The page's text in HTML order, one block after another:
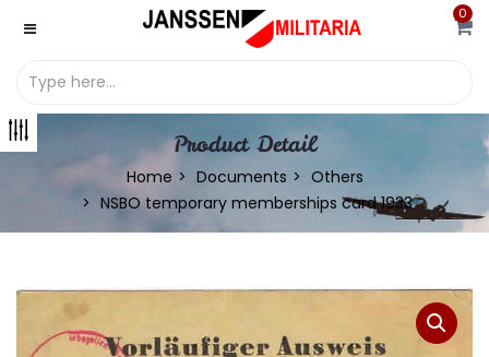
0
Product Detail
Home Documents
Others
NSBO temporary memberships card 1933